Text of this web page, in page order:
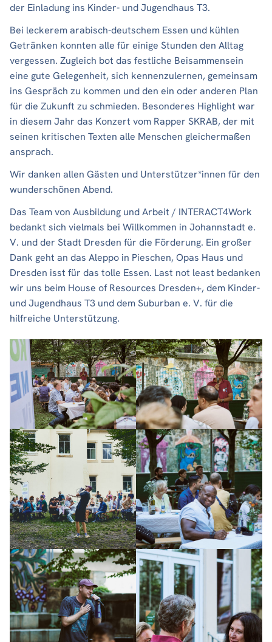
der Einladung ins Kinder- und Jugendhaus T3.
Bei leckerem arabisch-deutschem Essen und kühlen
Getränken konnten alle für einige Stunden den Alltag
vergessen. Zugleich bot das festliche Beisammensein
eine gute Gelegenheit, sich kennenzulernen, gemeinsam
ins Gespräch zu kommen und den ein oder anderen Plan
für die Zukunft zu schmieden. Besonderes Highlight war
in diesem Jahr das Konzert vom Rapper SKRAB, der mit
seinen kritischen Texten alle Menschen gleichermaßen
ansprach.
Wir danken allen Gästen und Unterstützer*innen für den
wunderschönen Abend.
Das Team von Ausbildung und Arbeit / INTERACT4Work
bedankt sich vielmals bei Willkommen in Johannstadt e.
V. und der Stadt Dresden für die Förderung. Ein großer
Dank geht an das Aleppo in Pieschen, Opas Haus und
Dresden isst für das tolle Essen. Last not least bedanken
wir uns beim House of Resources Dresden+, dem Kinder-
und Jugendhaus T3 und dem Suburban e. V. für die
hilfreiche Unterstützung.